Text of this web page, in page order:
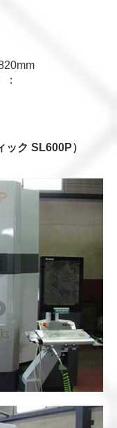
ク SL600P）